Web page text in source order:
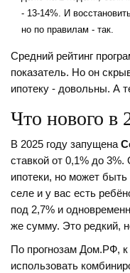
- 13-14%. И
но по правилам - так.
Средний рейтинг
показатель. Но он
ипотеку - довольны. А
Что нового в
В 2025 году запущена
ставкой от 0,1% до
ипотеки, но может
селе и у вас есть
под 2,7% и
же сумму. Это редкий,
По прогнозам Дом.РФ, к
использовать